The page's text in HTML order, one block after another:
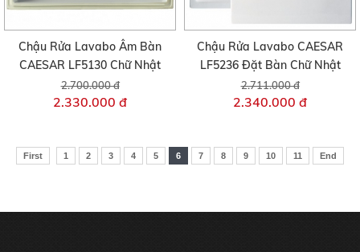
Chậu Rửa Lavabo Âm Bàn
CAESAR LF5130 Chữ Nhật
2.700.000 đ
2.330.000 đ
Chậu Rửa Lavabo CAESAR
LF5236 Đặt Bàn Chữ Nhật
2.711.000 đ
2.340.000 đ
First 1 2 3 4 5 6 7 8 9 10 11 End